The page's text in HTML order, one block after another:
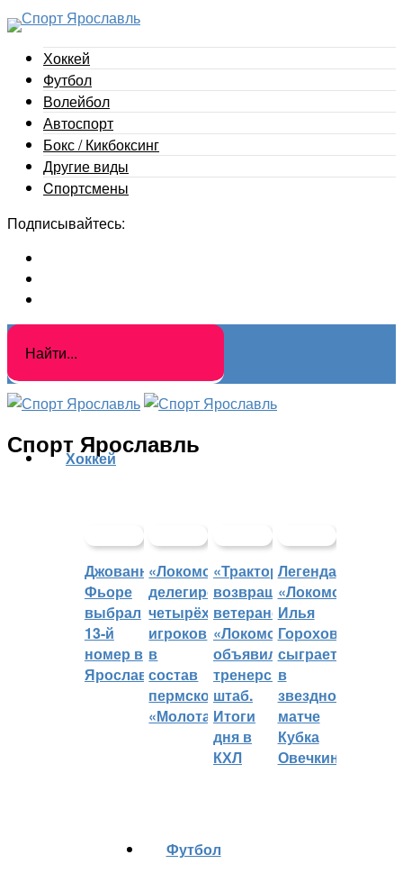
Хоккей
Футбол
Волейбол
Автоспорт
Бокс / Кикбоксинг
Другие виды
Cпортсмены
Подписывайтесь:
Спорт Ярославль
Хоккей
Джованни
Фьоре
выбрал
13-й
номер в
Ярославле
«Локомотив»
делегировал
четырёх
игроков
в
состав
пермского
«Молота»
«Трактор»
возвращает
ветеранов,
«Локомотив»
объявил
тренерский
штаб.
Итоги
дня в
КХЛ
Легенда
«Локомотива»
Илья
Горохов
сыграет
в
звездном
матче
Кубка
Овечкина
Футбол